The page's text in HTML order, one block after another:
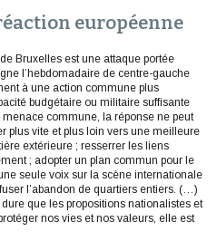
européenne
Bruxelles est une attaque portée
l’hebdomadaire de centre-gauche
à une action commune plus
budgétaire ou militaire suffisante
commune, la réponse ne peut
plus vite et plus loin vers une meilleure
extérieure ; resserrer les liens
; adopter un plan commun pour le
seule voix sur la scène internationale
l’abandon de quartiers entiers. (…)
que les propositions nationalistes et
nos vies et nos valeurs, elle est